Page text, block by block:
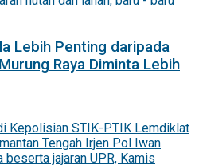
Lebih Penting daripada
Raya Diminta Lebih